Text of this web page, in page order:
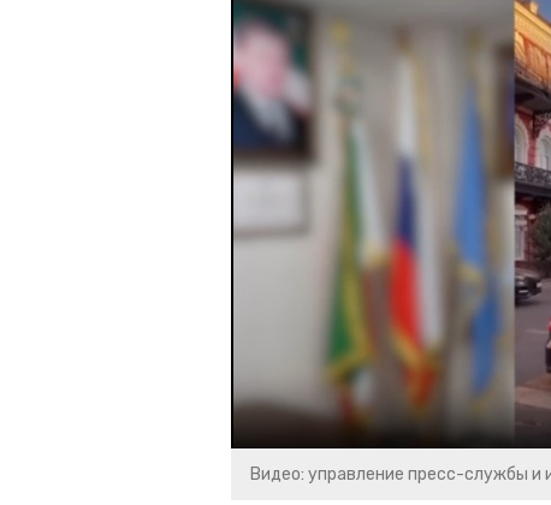
Видео: управление пресс-службы